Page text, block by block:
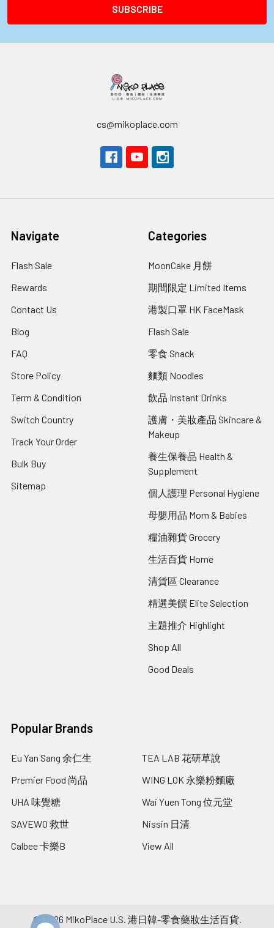
cs@mikoplace.com
Navigate
Flash Sale
Rewards
Contact Us
Blog
FAQ
Store Policy
Term & Condition
Switch Country
Track Your Order
Bulk Buy
Sitemap
Categories
MoonCake 月餅
期間限定 Limited Items
港製口罩 HK FaceMask
Flash Sale
零食 Snack
麵類 Noodles
飲品 Instant Drinks
護膚・美妝產品 Skincare &
Makeup
養生保養品 Health &
Supplement
個人護理 Personal Hygiene
母嬰用品 Mom & Babies
糧油雜貨 Grocery
生活百貨 Home
清貨區 Clearance
精選美饌 Elite Selection
主題推介 Highlight
Shop All
Good Deals
Popular Brands
Eu Yan Sang 余仁生
Premier Food 尚品
UHA 味覺糖
SAVEWO 救世
Calbee 卡樂B
TEA LAB 花研草說
WING LOK 永樂粉麵廠
Wai Yuen Tong 位元堂
Nissin 日清
View All
© 2026 MikoPlace U.S. 港日韓-零食藥妝生活百貨.